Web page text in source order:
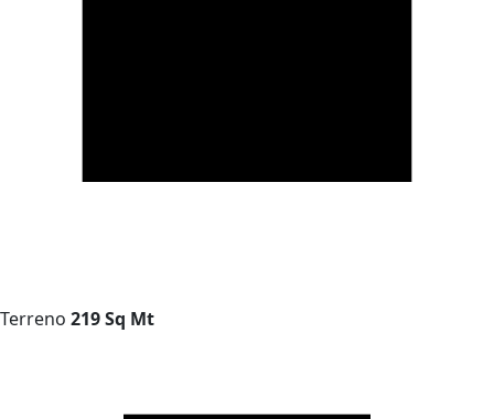
Terreno 219 Sq Mt